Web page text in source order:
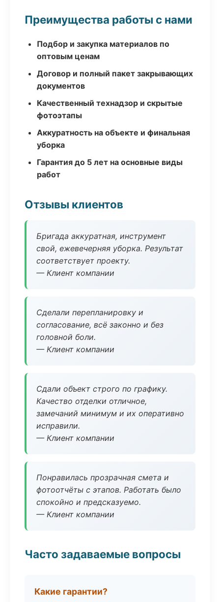
Преимущества работы с нами
Подбор и закупка материалов по
оптовым ценам
Договор и полный пакет закрывающих
документов
Качественный технадзор и скрытые
фотоэтапы
Аккуратность на объекте и финальная
уборка
Гарантия до 5 лет на основные виды
работ
Отзывы клиентов
Бригада аккуратная, инструмент
свой, ежевечерняя уборка. Результат
соответствует проекту.
— Клиент компании
Сделали перепланировку и
согласование, всё законно и без
головной боли.
— Клиент компании
Сдали объект строго по графику.
Качество отделки отличное,
замечаний минимум и их оперативно
исправили.
— Клиент компании
Понравилась прозрачная смета и
фотоотчёты с этапов. Работать было
спокойно и предсказуемо.
— Клиент компании
Часто задаваемые вопросы
Какие гарантии?